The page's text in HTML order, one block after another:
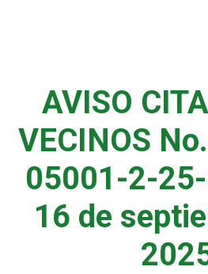
AVISO
VECINOS
05001-2-
16 de